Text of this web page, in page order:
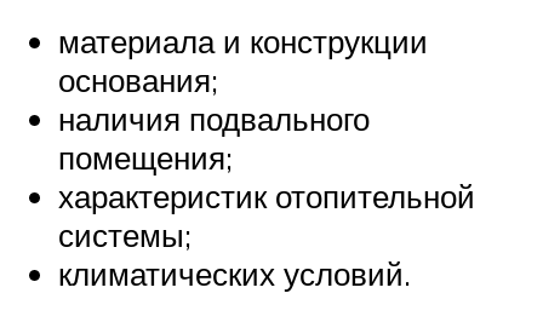
материала и конструкции
основания;
наличия подвального
помещения;
характеристик отопительной
системы;
климатических условий.